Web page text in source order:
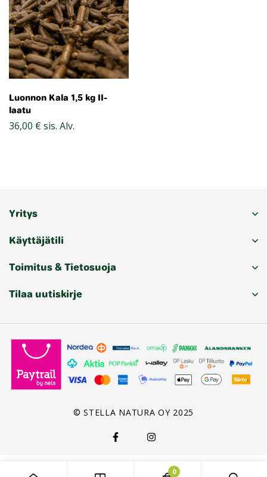
Luonnon Kala 1,5 kg II-
laatu
36,00 € sis. Alv.
Yritys
Käyttäjätili
Toimitus & Tietosuoja
Tilaa uutiskirje
© STELLA NATURA OY 2025
0